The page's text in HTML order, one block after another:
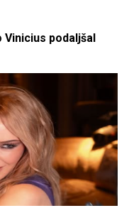
Vinicius podaljšal